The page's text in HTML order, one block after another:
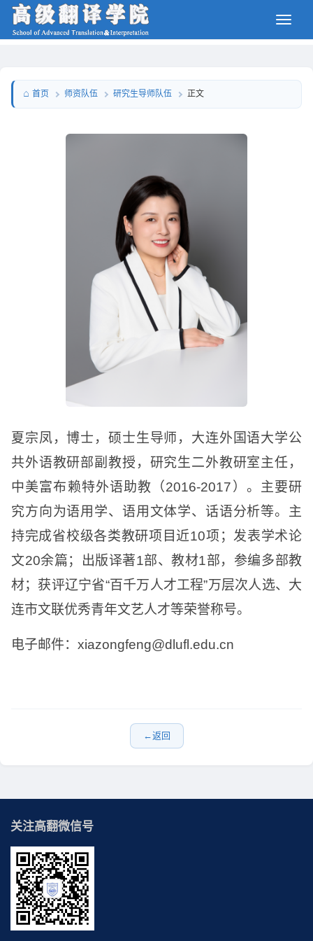
首页 师资队伍 研究生导师队伍 正文
夏 宗凤，博士，硕士生导师，大连外国语大学公
共外语教研部副教授 ， 研究生二外教研室主任，
中美富布赖特外语助教（2016-2017 ）。主要研
究方向为语用学、 语用文体学、话语分析等。主
持完成省校级各类教研项目 近10项；发表学术论
文20余篇；出版译著1部、教材1部， 参编多部教
材；获评辽宁省“百千万人才工程”万层次人选、 大
连市文联优秀青年文艺人才等荣誉称号。
电子邮件： xiazongfeng@dlufl.edu.cn
返回
关注高翻微信号